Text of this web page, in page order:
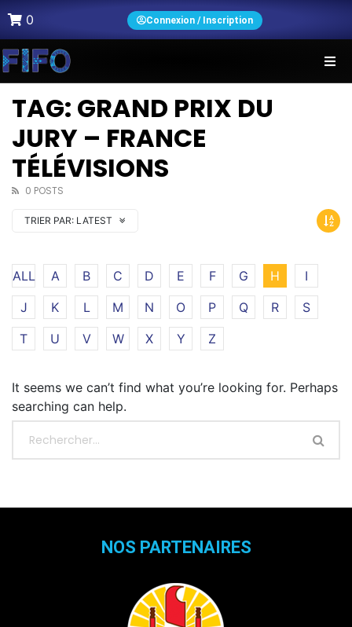
0 Connexion / Inscription
TAG: GRAND PRIX DU
JURY – FRANCE
TÉLÉVISIONS
0 POSTS
TRIER PAR: LATEST
ALL A B C D E F G H
I
J
K L M N O P Q R
S
T
U V W X Y Z
It seems we can’t find what you’re looking for. Perhaps
searching can help.
NOS PARTENAIRES